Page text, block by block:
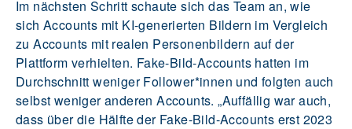
Im nächsten Schritt schaute sich das Team an, wie
sich Accounts mit KI-generierten Bildern im Vergleich
zu Accounts mit realen Personenbildern auf der
Plattform verhielten. Fake-Bild-Accounts hatten im
Durchschnitt weniger Follower*innen und folgten auch
selbst weniger anderen Accounts. „Auffällig war auch,
dass über die Hälfte der Fake-Bild-Accounts erst 2023